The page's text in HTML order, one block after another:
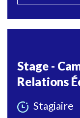
Stage -
Relations
Stagiaire